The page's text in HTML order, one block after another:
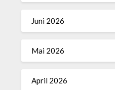
Juni 2026
Mai 2026
April 2026